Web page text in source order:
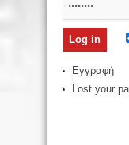
Εγγραφή
Lost your